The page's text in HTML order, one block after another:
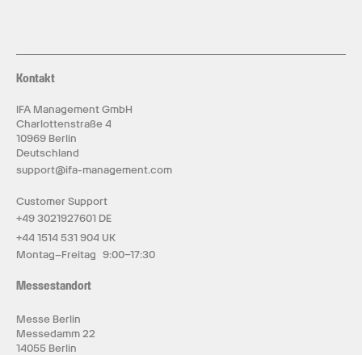
Kontakt
IFA Management GmbH
Charlottenstraße 4
10969 Berlin
Deutschland
support@ifa-management.com
Customer Support
+49 3021927601 DE
+44 1514 531 904 UK
Montag–Freitag 9:00–17:30
Messestandort
Messe Berlin
Messedamm 22
14055 Berlin